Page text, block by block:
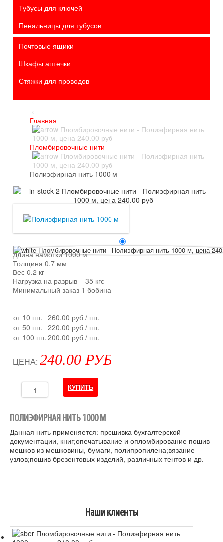
Тубусы для ключей
Пенальницы для тубусов
Почтовые ящики
Шкафы аптечки
Стяжки для проводов
Главная
Пломбировочные нити
Полиэфирная нить 1000 м
Длина намотки 1000 м
Толщина 0.7 мм
Вес 0.2 кг
Нагрузка на разрыв – 35 кгс
Минимальный заказ 1 бобина
от 10 шт. 260.00 руб/ шт.
от 50 шт. 220.00 руб/ шт.
от 100 шт.200.00 руб/ шт.
ЦЕНА:240.00 РУБ
ПОЛИЭФИРНАЯ НИТЬ 1000 М
Данная нить применяется: прошивка бухгалтерской
документации, книг;опечатывание и опломбирование пошив
мешков из мешковины, бумаги, полипропилена;вязание
узлов;пошив брезентовых изделий, различных тентов и др.
Наши клиенты